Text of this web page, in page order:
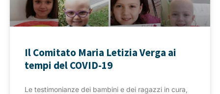
Il Comitato Maria Letizia Verga ai
tempi del COVID-19
Le testimonianze dei bambini e dei ragazzi in cura,